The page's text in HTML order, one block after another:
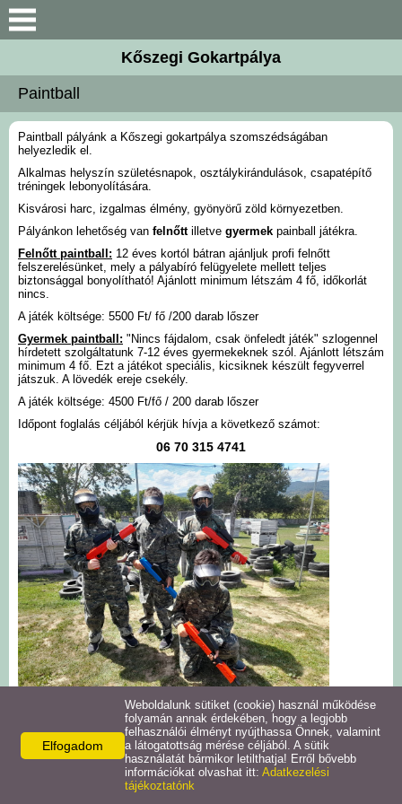
Keresés
Magunkról
Paintball
Szolgáltatásaink, árak
Osztálykirándulás
Gyakori kérdések
Képesalbumunk
Kapcsolat
Kőszegi Gokartpálya
Paintball
Paintball pályánk a Kőszegi gokartpálya szomszédságában
helyezledik el.
Alkalmas helyszín születésnapok, osztálykirándulások, csapatépítő
tréningek lebonyolítására.
Kisvárosi harc, izgalmas élmény, gyönyörű zöld környezetben.
Pályánkon lehetőség van felnőtt illetve gyermek painball játékra.
Felnőtt paintball: 12 éves kortól bátran ajánljuk profi felnőtt
felszerelésünket, mely a pályabíró felügyelete mellett teljes
biztonsággal bonyolítható! Ajánlott minimum létszám 4 fő, időkorlát
nincs.
A játék költsége: 5500 Ft/ fő /200 darab lőszer
Gyermek paintball: "Nincs fájdalom, csak önfeledt játék" szlogennel
hírdetett szolgáltatunk 7-12 éves gyermekeknek szól. Ajánlott létszám
minimum 4 fő. Ezt a játékot speciális, kicsiknek készült fegyverrel
játszuk. A lövedék ereje csekély.
A játék költsége: 4500 Ft/fő / 200 darab lőszer
Időpont foglalás céljából kérjük hívja a következő számot:
06 70 315 4741
Elfogadom
Weboldalunk sütiket (cookie) használ működése
folyamán annak érdekében, hogy a legjobb
felhasználói élményt nyújthassa Önnek, valamint
a látogatottság mérése céljából. A sütik
használatát bármikor letilthatja! Erről bővebb
információkat olvashat itt: Adatkezelési
tájékoztatónk